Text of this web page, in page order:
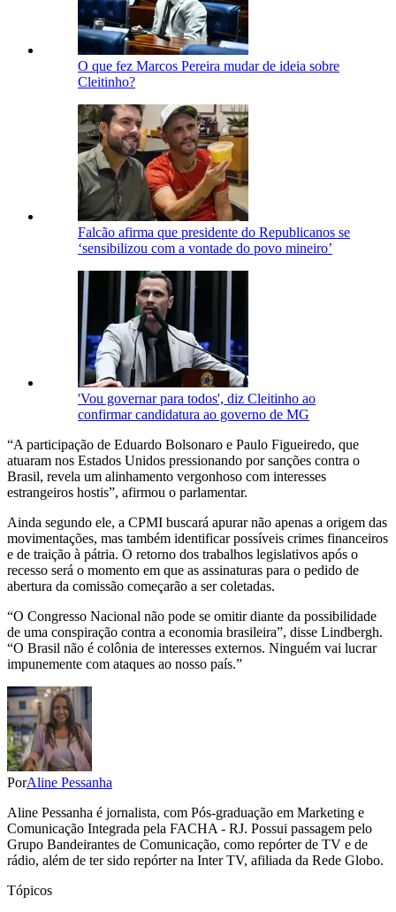
O que fez Marcos Pereira mudar de ideia sobre
Cleitinho?
Falcão afirma que presidente do Republicanos se
‘sensibilizou com a vontade do povo mineiro’
'Vou governar para todos', diz Cleitinho ao
confirmar candidatura ao governo de MG
“A participação de Eduardo Bolsonaro e Paulo Figueiredo, que
atuaram nos Estados Unidos pressionando por sanções contra o
Brasil, revela um alinhamento vergonhoso com interesses
estrangeiros hostis”, afirmou o parlamentar.
Ainda segundo ele, a CPMI buscará apurar não apenas a origem das
movimentações, mas também identificar possíveis crimes financeiros
e de traição à pátria. O retorno dos trabalhos legislativos após o
recesso será o momento em que as assinaturas para o pedido de
abertura da comissão começarão a ser coletadas.
“O Congresso Nacional não pode se omitir diante da possibilidade
de uma conspiração contra a economia brasileira”, disse Lindbergh.
“O Brasil não é colônia de interesses externos. Ninguém vai lucrar
impunemente com ataques ao nosso país.”
PorAline Pessanha
Aline Pessanha é jornalista, com Pós-graduação em Marketing e
Comunicação Integrada pela FACHA - RJ. Possui passagem pelo
Grupo Bandeirantes de Comunicação, como repórter de TV e de
rádio, além de ter sido repórter na Inter TV, afiliada da Rede Globo.
Tópicos